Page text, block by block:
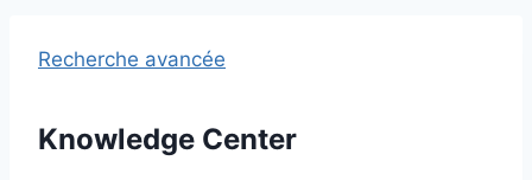
Recherche avancée
Knowledge Center